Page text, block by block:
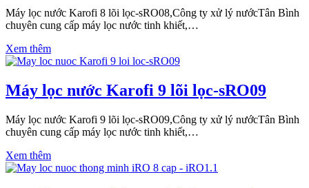
Máy lọc nước Karofi 8 lõi lọc-sRO08,Công ty xử lý nướcTân Bình
chuyên cung cấp máy lọc nước tinh khiết,…
Xem thêm
Máy lọc nước Karofi 9 lõi lọc-sRO09
Máy lọc nước Karofi 9 lõi lọc-sRO09,Công ty xử lý nướcTân Bình
chuyên cung cấp máy lọc nước tinh khiết,…
Xem thêm